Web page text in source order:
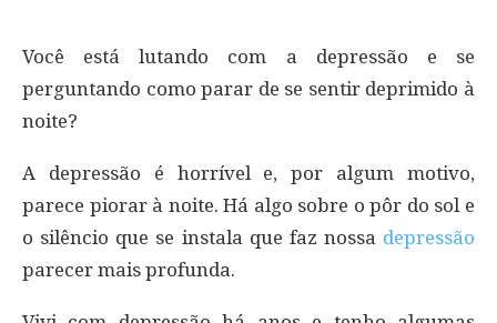
Você está lutando com a depressão e se
perguntando como parar de se sentir deprimido à
noite?
A depressão é horrível e, por algum motivo,
parece piorar à noite. Há algo sobre o pôr do sol e
o silêncio que se instala que faz nossa depressão
parecer mais profunda.